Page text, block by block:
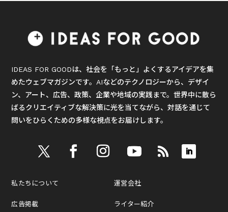
IDEAS FOR GOODは、社会を「もっと」よくするアイデアを集
めたウェブマガジンです。AIなどのテクノロジーから、デザイ
ン、アート、広告、政策、企業や地域の実践まで。世界中に散ら
ばるクリエイティブな解決策に光を当てながら、対話を通じて
問いをひらくための多様な視点をお届けします。
私たちについて
広告掲載
運営会社
ライター紹介